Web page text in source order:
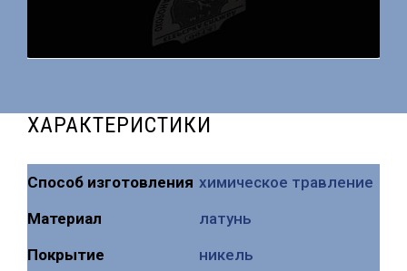
ХАРАКТЕРИСТИКИ
Способ изготовления химическое травление
Mатериал
латунь
Покрытие
никель